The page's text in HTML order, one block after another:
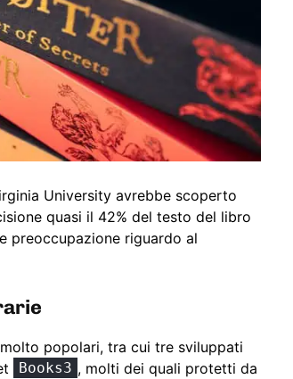
University avrebbe scoperto
quasi il 42% del testo del libro
preoccupazione riguardo al
popolari, tra cui tre sviluppati
Books3 , molti dei quali protetti da